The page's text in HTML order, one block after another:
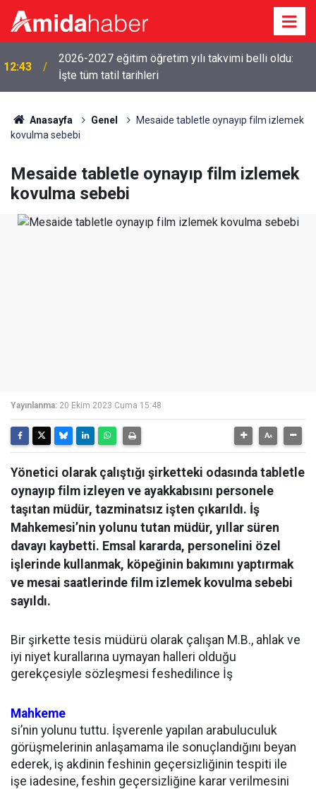
12:43
2026-2027 eğitim öğretim yılı takvimi belli oldu:
İşte tüm tatil tarihleri
Anasayfa Genel
Mesaide tabletle oynayıp film izlemek
kovulma sebebi
Mesaide tabletle oynayıp film izlemek
kovulma sebebi
Yayınlanma: 20 Ekim 2023 Cuma 15:48
Yönetici olarak çalıştığı şirketteki odasında tabletle
oynayıp film izleyen ve ayakkabısını personele
taşıtan müdür, tazminatsız işten çıkarıldı. İş
Mahkemesi’nin yolunu tutan müdür, yıllar süren
davayı kaybetti. Emsal kararda, personelini özel
işlerinde kullanmak, köpeğinin bakımını yaptırmak
ve mesai saatlerinde film izlemek kovulma sebebi
sayıldı.
Bir şirkette tesis müdürü olarak çalışan M.B., ahlak ve
iyi niyet kurallarına uymayan halleri olduğu
gerekçesiyle sözleşmesi feshedilince İş
Mahkeme
si’nin yolunu tuttu. İşverenle yapılan arabuluculuk
görüşmelerinin anlaşamama ile sonuçlandığını beyan
ederek, iş akdinin feshinin geçersizliğinin tespiti ile
işe iadesine, feshin geçersizliğine karar verilmesini